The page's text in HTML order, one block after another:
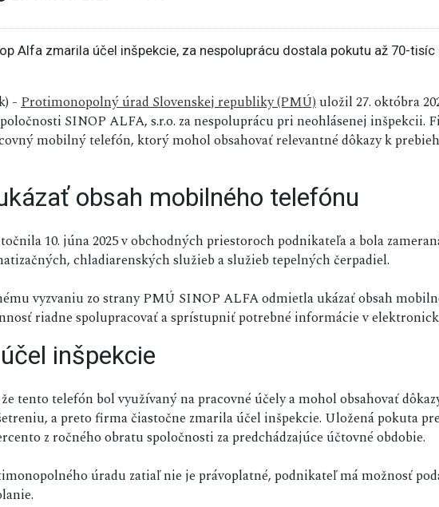
-Protimonopolný úrad Slovenskej republiky (PMÚ)uložil 27. októbra
SINOP ALFA, s.r.o. za nespoluprácu pri neohlásenej inšpekcii.
mobilný telefón, ktorý mohol obsahovať relevantné dôkazy k
obsah mobilného telefónu
10. júna 2025 v obchodných priestoroch podnikateľa a bola
chladiarenských služieb a služieb tepelných čerpadiel.
vyzvaniu zo strany PMÚ SINOP ALFA odmietla ukázať obsah
riadne spolupracovať a sprístupniť potrebné informácie v
inšpekcie
tento telefón bol využívaný na pracovné účely a mohol obsahovať
a preto firma čiastočne zmarila účel inšpekcie. Uložená pokuta
z ročného obratu spoločnosti za predchádzajúce účtovné obdobie.
úradu zatiaľ nie je právoplatné, podnikateľ má možnosť